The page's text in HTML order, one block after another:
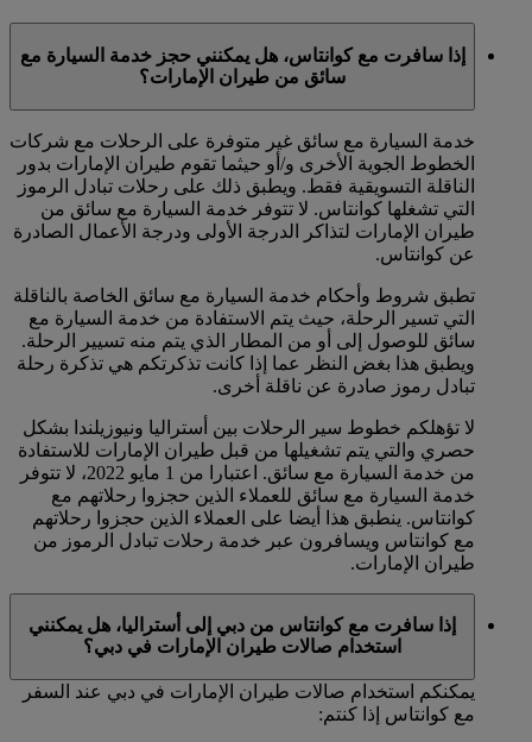
إذا سافرت مع كوانتاس، هل يمكنني حجز خدمة السيارة مع
سائق من طيران الإمارات؟
خدمة السيارة مع سائق غير متوفرة على الرحلات مع شركات
الخطوط الجوية الأخرى و/أو حيثما تقوم طيران الإمارات بدور
الناقلة التسويقية فقط. ويطبق ذلك على رحلات تبادل الرموز
التي تشغلها كوانتاس. لا تتوفر خدمة السيارة مع سائق من
طيران الإمارات لتذاكر الدرجة الأولى ودرجة الأعمال الصادرة
عن كوانتاس.
تطبق شروط وأحكام خدمة السيارة مع سائق الخاصة بالناقلة
التي تسير الرحلة، حيث يتم الاستفادة من خدمة السيارة مع
سائق للوصول إلى أو من المطار الذي يتم منه تسيير الرحلة.
ويطبق هذا بغض النظر عما إذا كانت تذكرتكم هي تذكرة رحلة
تبادل رموز صادرة عن ناقلة أخرى.
لا تؤهلكم خطوط سير الرحلات بين أستراليا ونيوزيلندا بشكل
حصري والتي يتم تشغيلها من قبل طيران الإمارات للاستفادة
من خدمة السيارة مع سائق. اعتبارا من 1 مايو 2022، لا تتوفر
خدمة السيارة مع سائق للعملاء الذين حجزوا رحلاتهم مع
كوانتاس. ينطبق هذا أيضا على العملاء الذين حجزوا رحلاتهم
مع كوانتاس ويسافرون عبر خدمة رحلات تبادل الرموز من
طيران الإمارات.
إذا سافرت مع كوانتاس من دبي إلى أستراليا، هل يمكنني
استخدام صالات طيران الإمارات في دبي؟
يمكنكم استخدام صالات طيران الإمارات في دبي عند السفر
مع كوانتاس إذا كنتم: